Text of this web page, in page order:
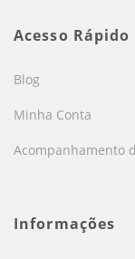
Acesso Rápido
Blog
Minha Conta
Acompanhamento
Informações